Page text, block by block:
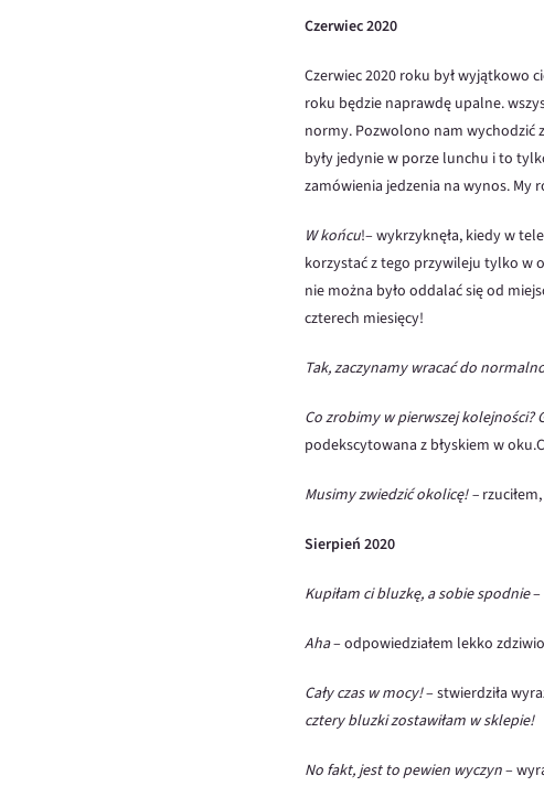
Czerwiec 2020
Czerwiec 2020 roku był wyjątkowo
roku będzie naprawdę upalne.
normy. Pozwolono nam wychodzić
były jedynie w porze lunchu i to
zamówienia jedzenia na wynos. My
W końcu!– wykrzyknęła, kiedy w
korzystać z tego przywileju tylko w
nie można było oddalać się od
czterech miesięcy!
Tak, zaczynamy wracać do
Co zrobimy w pierwszej kolejności?
podekscytowana z błyskiem w
Musimy zwiedzić okolicę! –
Sierpień 2020
Kupiłam ci bluzkę, a sobie spodnie–
Aha– odpowiedziałem lekko
Cały czas w mocy!– stwierdziła
czterybluzki zostawiłam w sklepie!
No fakt, jest to pewien wyczyn–